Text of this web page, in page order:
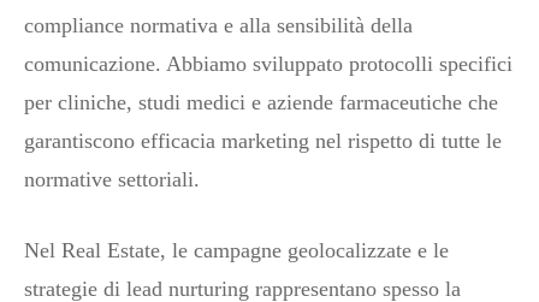
compliance normativa e alla sensibilità della
comunicazione. Abbiamo sviluppato protocolli specifici
per cliniche, studi medici e aziende farmaceutiche che
garantiscono efficacia marketing nel rispetto di tutte le
normative settoriali.
Nel Real Estate, le campagne geolocalizzate e le
strategie di lead nurturing rappresentano spesso la